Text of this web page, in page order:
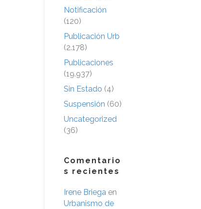
Notificación
(120)
Publicación Urb
(2.178)
Publicaciones
(19.937)
Sin Estado (4)
Suspensión (60)
Uncategorized
(36)
Comentario
s recientes
Irene Briega en
Urbanismo de